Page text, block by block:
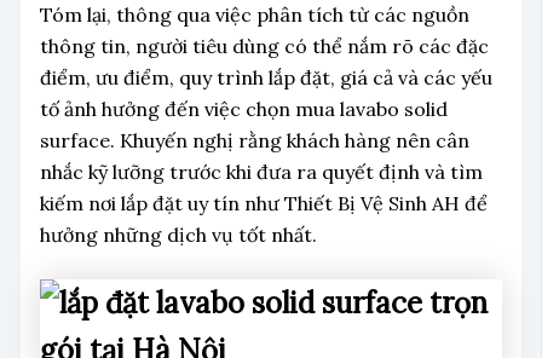
Tóm lại, thông qua việc phân tích từ các nguồn
thông tin, người tiêu dùng có thể nắm rõ các đặc
điểm, ưu điểm, quy trình lắp đặt, giá cả và các yếu
tố ảnh hưởng đến việc chọn mua lavabo solid
surface. Khuyến nghị rằng khách hàng nên cân
nhắc kỹ lưỡng trước khi đưa ra quyết định và tìm
kiếm nơi lắp đặt uy tín như Thiết Bị Vệ Sinh AH để
hưởng những dịch vụ tốt nhất.